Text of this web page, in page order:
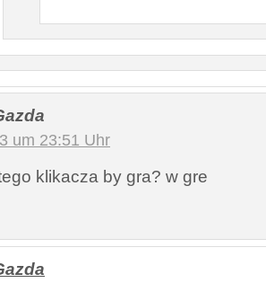
um 23:51 Uhr
klikacza by gra? w gre